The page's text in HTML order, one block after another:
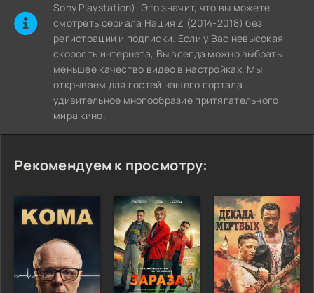
Sony Playstation). Это значит, что вы можете
cмотреть сериала Нация Z (2014-2018) без
регистрации и подписки. Если у Вас невысокая
скорость интернета, Вы всегда можно выбрать
меньшее качество видео в настройках. Мы
открываем для гостей нашего портала
удивительное многообразие притягательного
мира кино.
Рекомендуем к просмотру: